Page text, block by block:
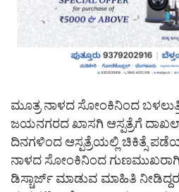
ಮೂತ್ರ ನಾಳದ ಸೋಂಕಿನಿಂದ
ಜಯನಗರದ ಖಾಸಗಿ ಆಸ್ಪತ್ರೆಗೆ
ದಿನಗಳಿಂದ ಆಸ್ಪತ್ರೆಯಲ್ಲಿ ಚಿಕಿತ್ಸೆ
ನಾಳದ ಸೋಂಕಿನಿಂದ
ಡಿಸ್ಚಾರ್ಜ್ ಮಾಡುವ ಮಾಹಿತಿ